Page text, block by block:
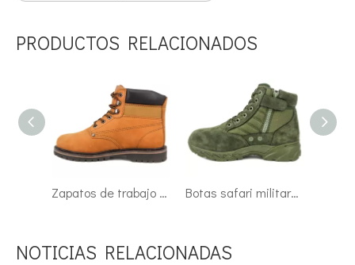
PRODUCTOS RELACIONADOS
Botas safari militares de tobillo verde Malasia 7113 Arabia Saudita Australia botas militares de desierto impermeables con sistema BOA para senderismo 7288
NOTICIAS RELACIONADAS